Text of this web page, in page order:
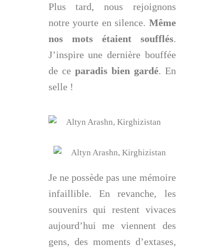
Plus tard, nous rejoignons
notre yourte en silence. Même
nos mots étaient soufflés.
J’inspire une dernière bouffée
de ce paradis bien gardé. En
selle !
Je ne possède pas une mémoire
infaillible. En revanche, les
souvenirs qui restent vivaces
aujourd’hui me viennent des
gens, des moments d’extases,